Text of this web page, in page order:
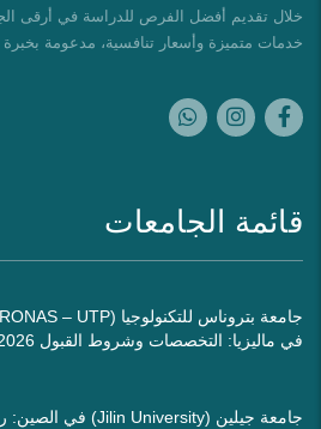
خلال تقديم أفضل الفرص للدراسة في أرقى
خدمات متميزة وأسعار تنافسية، مدعومة بخبرة تزيد
قائمة الجامعات
في ماليزيا: التخصصات وشروط القبول 2026